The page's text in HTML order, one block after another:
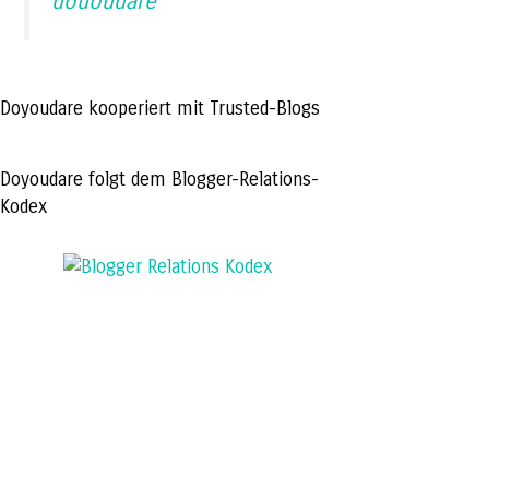
Doyoudare kooperiert mit Trusted-Blogs
Doyoudare folgt dem Blogger-Relations-
Kodex